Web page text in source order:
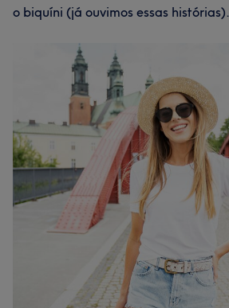
o biquíni (já ouvimos essas histórias).